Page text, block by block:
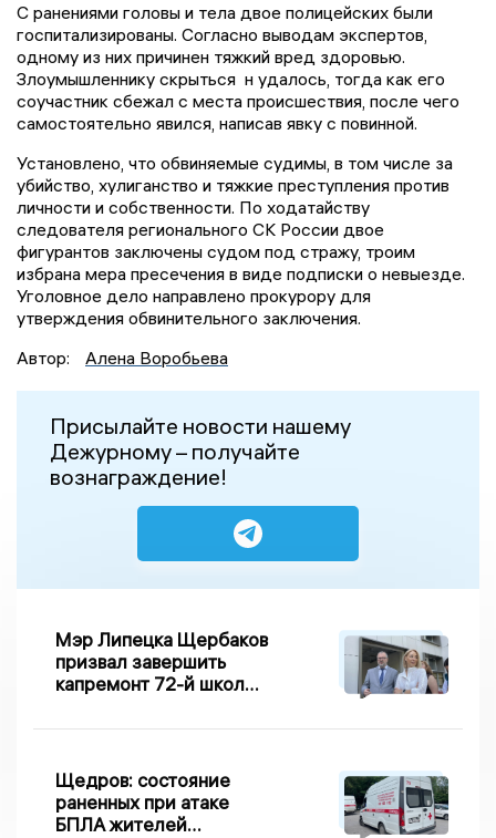
С ранениями головы и тела двое полицейских были
госпитализированы. Согласно выводам экспертов,
одному из них причинен тяжкий вред здоровью.
Злоумышленнику скрыться н удалось, тогда как его
соучастник сбежал с места происшествия, после чего
самостоятельно явился, написав явку с повинной.
Установлено, что обвиняемые судимы, в том числе за
убийство, хулиганство и тяжкие преступления против
личности и собственности. По ходатайству
следователя регионального СК России двое
фигурантов заключены судом под стражу, троим
избрана мера пресечения в виде подписки о невыезде.
Уголовное дело направлено прокурору для
утверждения обвинительного заключения.
Автор:
Алена Воробьева
Присылайте новости нашему
Дежурному – получайте
вознаграждение!
Мэр Липецка Щербаков
призвал завершить
капремонт 72-й школы
Щедров: состояние
раненных при атаке
БПЛА жителей